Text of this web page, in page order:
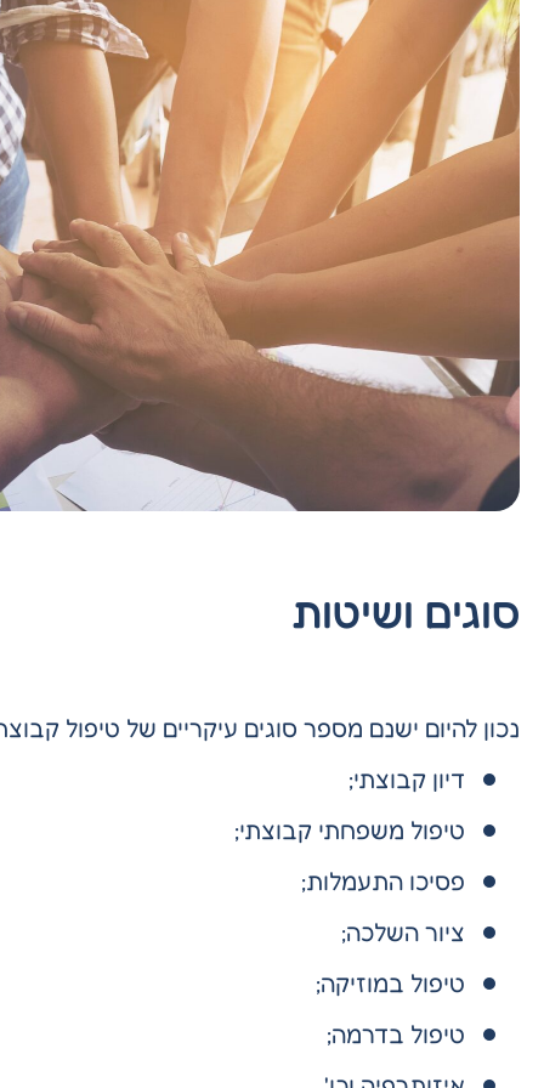
סוגים ושיטות
נכון להיום ישנם מספר סוגים עיקריים של טיפול
דיון קבוצתי;
טיפול משפחתי קבוצתי;
פסיכו התעמלות;
ציור השלכה;
טיפול במוזיקה;
טיפול בדרמה;